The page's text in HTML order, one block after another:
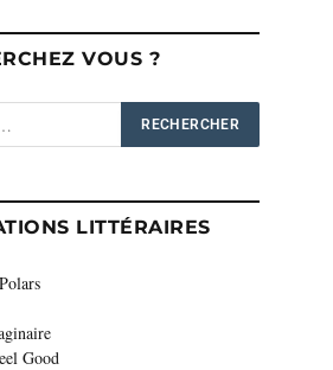
VOUS ?
LITTÉRAIRES
Good